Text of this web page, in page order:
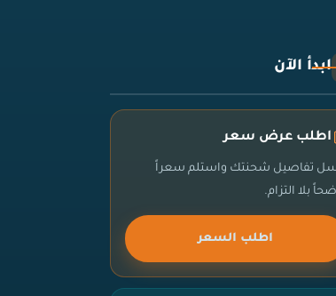
ابدأ الآن
اطلب عرض سعر
تفاصيل شحنتك واستلم سعراً
بلا التزام.
اطلب السعر